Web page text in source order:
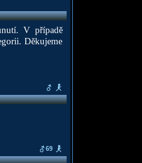
V případě
Děkujeme
69